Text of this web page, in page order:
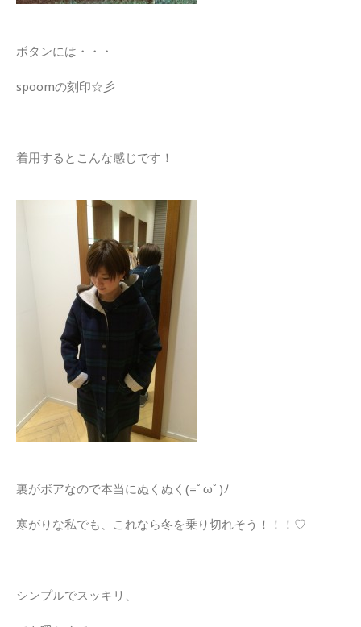
ボタンには・・・
spoomの刻印☆彡
着用するとこんな感じです！
裏がボアなので本当にぬくぬく(=ﾟωﾟ)ﾉ
寒がりな私でも、これなら冬を乗り切れそう！！！♡
シンプルでスッキリ、